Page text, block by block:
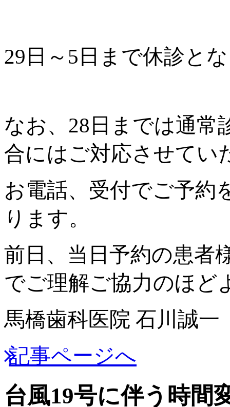
29日～5日まで休診と
なお、28日までは通常
合にはご対応させてい
お電話、受付でご予約
ります。
前日、当日予約の患者
でご理解ご協力のほど
馬橋歯科医院 石川誠一
記事ページへ
台風19号に伴う時間